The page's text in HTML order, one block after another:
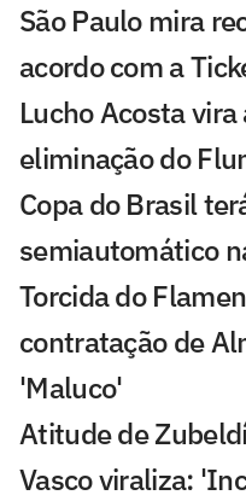
São Paulo mira
acordo com a
Lucho Acosta
eliminação do
Copa do Brasil
semiautomático
Torcida do
contratação de
'Maluco'
Atitude de
Vasco viraliza: